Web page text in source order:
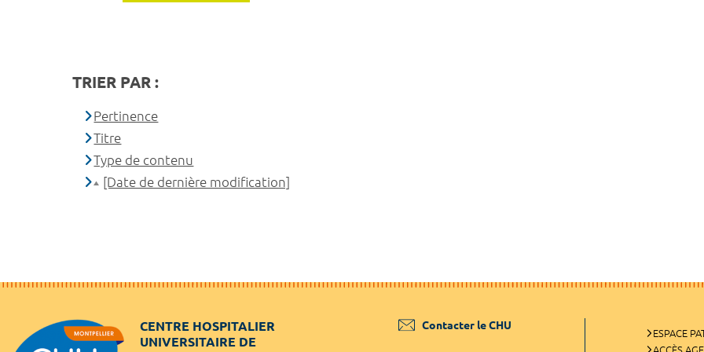
TRIER PAR :
Pertinence
Titre
Type de contenu
[Date de dernière modification]
CENTRE HOSPITALIER
UNIVERSITAIRE DE
Contacter le CHU
ESPACE
ACCÈS